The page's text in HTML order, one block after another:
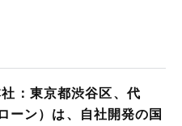
：東京都渋谷区、代
ーン）は、自社開発の国